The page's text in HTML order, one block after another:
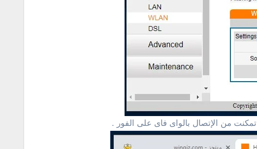
من الإتصال بالواى فاى على الفور .